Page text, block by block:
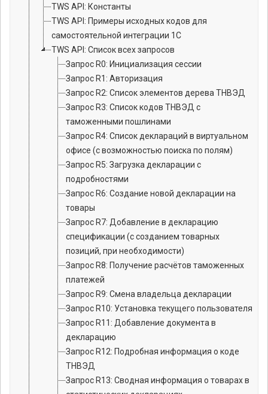
TWS API: Константы
TWS API: Примеры исходных кодов для
самостоятельной интеграции 1C
TWS API: Список всех запросов
Запрос R0: Инициализация сессии
Запрос R1: Авторизация
Запрос R2: Список элементов дерева ТНВЭД
Запрос R3: Список кодов ТНВЭД с
таможенными пошлинами
Запрос R4: Список деклараций в виртуальном
офисе (с возможностью поиска по полям)
Запрос R5: Загрузка декларации с
подробностями
Запрос R6: Создание новой декларации на
товары
Запрос R7: Добавление в декларацию
спецификации (с созданием товарных
позиций, при необходимости)
Запрос R8: Получение расчётов таможенных
платежей
Запрос R9: Смена владельца декларации
Запрос R10: Установка текущего пользователя
Запрос R11: Добавление документа в
декларацию
Запрос R12: Подробная информация о коде
ТНВЭД
Запрос R13: Сводная информация о товарах в